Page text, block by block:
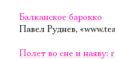
Балканское барокко
Павел Руднев,
Полет во сне и наяву: